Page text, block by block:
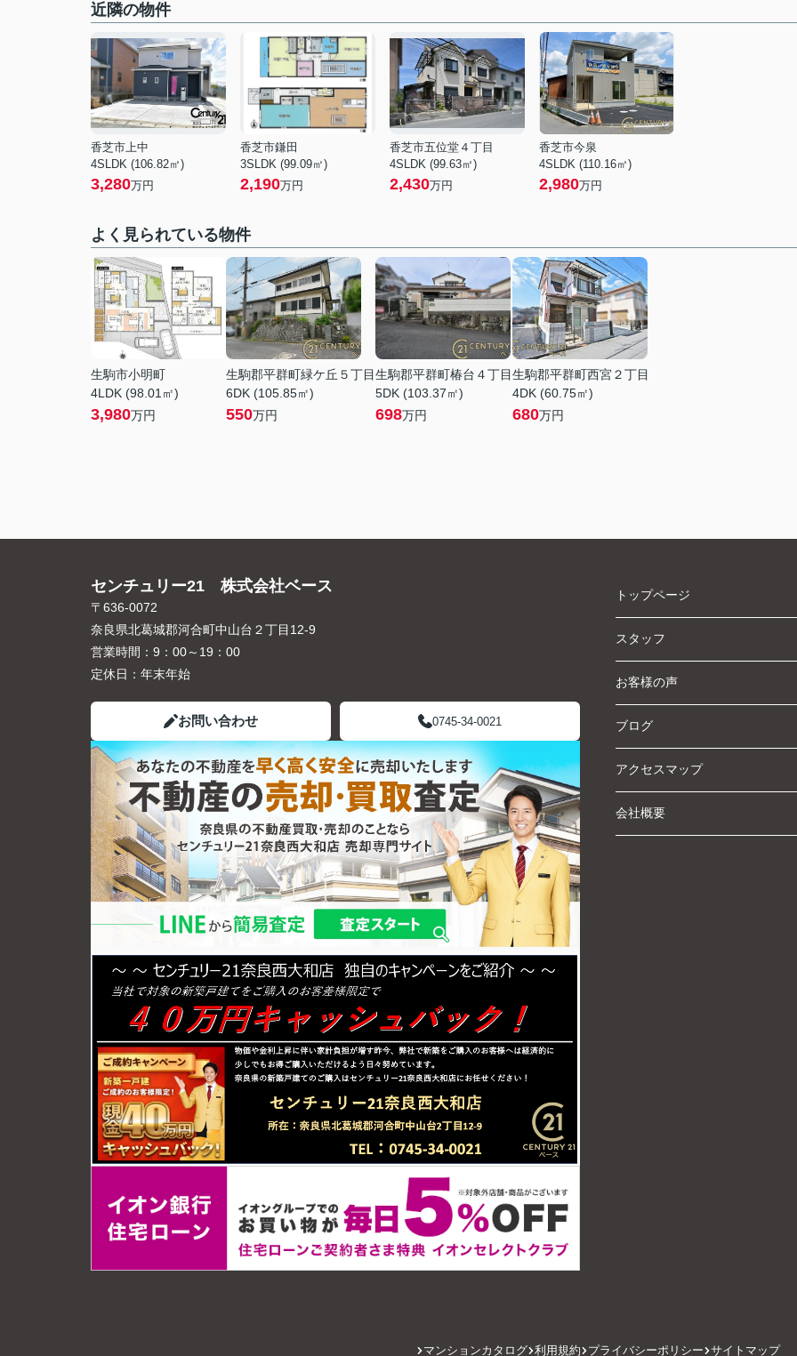
近隣の物件
香芝市上中
4SLDK (106.82㎡)
3,280万円
香芝市鎌田
3SLDK (99.09㎡)
2,190万円
香芝市五位堂４丁目
4SLDK (99.63㎡)
2,430万円
香芝市今泉
4SLDK (110.16㎡)
2,980万円
よく見られている物件
生駒市小明町
4LDK (98.01㎡)
3,980万円
生駒郡平群町緑ケ丘５丁目
6DK (105.85㎡)
550万円
生駒郡平群町椿台４丁目
5DK (103.37㎡)
698万円
生駒郡平群町西宮２丁目
4DK (60.75㎡)
680万円
センチュリー21 株式会社ベース
〒636-0072
奈良県北葛城郡河合町中山台２丁目12-9
営業時間： 9：00～19：00
定休日： 年末年始
お問い合わせ 0745-34-0021
トップページ
スタッフ
お客様の声
ブログ
アクセスマップ
会社概要
マンションカタログ 利用規約 プライバシーポリシー サイトマップ